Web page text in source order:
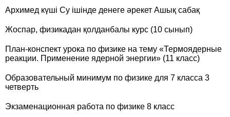
Архимед күші Су ішінде денеге әрекет Ашық сабақ
Жоспар, физикадан қолданбалы курс (10 сынып)
План-конспект урока по физике на тему «Термоядерные
реакции. Применение ядерной энергии» (11 класс)
Образовательный минимум по физике для 7 класса 3
четверть
Экзаменационная работа по физике 8 класс